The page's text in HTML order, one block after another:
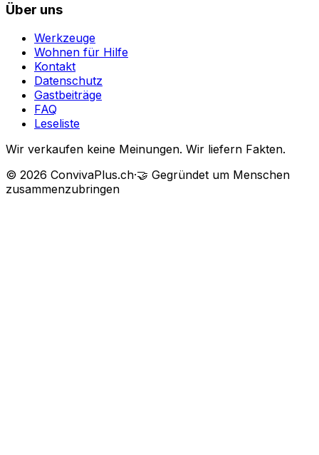
Über uns
Werkzeuge
Wohnen für Hilfe
Kontakt
Datenschutz
Gastbeiträge
FAQ
Leseliste
Wir verkaufen keine Meinungen. Wir liefern Fakten.
© 2026 ConvivaPlus.ch·🤝 Gegründet um Menschen
zusammenzubringen